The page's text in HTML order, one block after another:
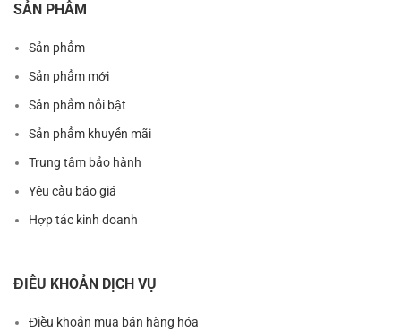
SẢN PHẨM
Sản phẩm
Sản phẩm mới
Sản phẩm nổi bật
Sản phẩm khuyến mãi
Trung tâm bảo hành
Yêu cầu báo giá
Hợp tác kinh doanh
ĐIỀU KHOẢN DỊCH VỤ
Điều khoản mua bán hàng hóa